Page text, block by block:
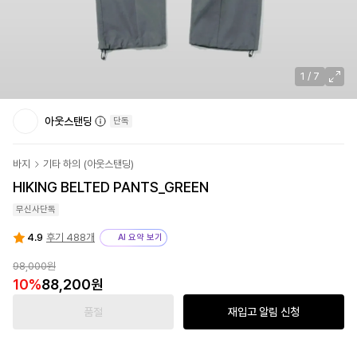
1 / 7
아웃스탠딩 단독
바지 기타 하의 (아웃스탠딩)
HIKING BELTED PANTS_GREEN
무신사단독
4.9 후기 488개 AI 요약 보기
98,000원
10%88,200원
품절 재입고 알림 신청